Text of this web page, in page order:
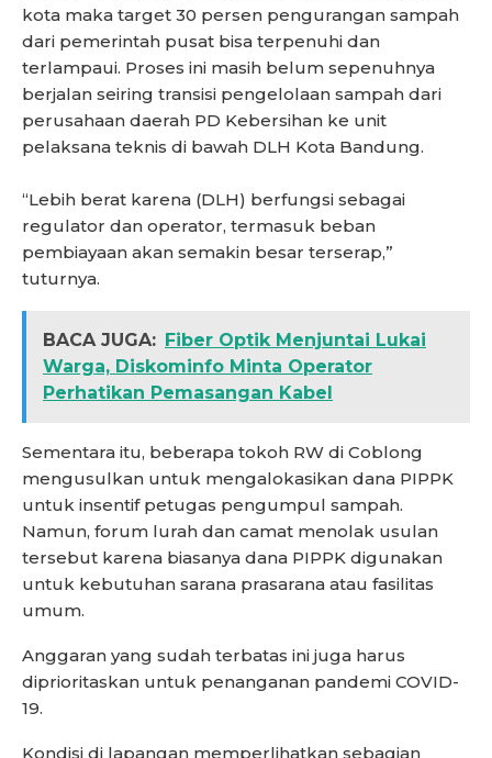
kota maka target 30 persen pengurangan sampah
dari pemerintah pusat bisa terpenuhi dan
terlampaui. Proses ini masih belum sepenuhnya
berjalan seiring transisi pengelolaan sampah dari
perusahaan daerah PD Kebersihan ke unit
pelaksana teknis di bawah DLH Kota Bandung.
“Lebih berat karena (DLH) berfungsi sebagai
regulator dan operator, termasuk beban
pembiayaan akan semakin besar terserap,”
tuturnya.
BACA JUGA: Fiber Optik Menjuntai Lukai
Warga, Diskominfo Minta Operator
Perhatikan Pemasangan Kabel
Sementara itu, beberapa tokoh RW di Coblong
mengusulkan untuk mengalokasikan dana PIPPK
untuk insentif petugas pengumpul sampah.
Namun, forum lurah dan camat menolak usulan
tersebut karena biasanya dana PIPPK digunakan
untuk kebutuhan sarana prasarana atau fasilitas
umum.
Anggaran yang sudah terbatas ini juga harus
diprioritaskan untuk penanganan pandemi COVID-
19.
Kondisi di lapangan memperlihatkan sebagian